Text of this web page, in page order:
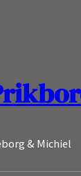
& Michiel